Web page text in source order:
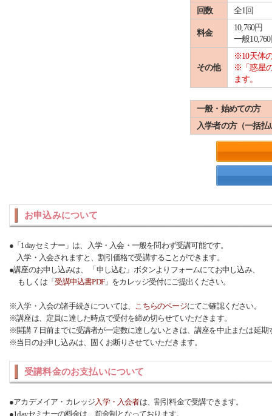
回数
全1回
料金
10,760円
一般
その他
※10天体
※「惑星
ます。
一般・始めての方
入学者の方（一括払
お申込みについて
●「1dayセミナー」は、入学・入会・一般を問わず受講可能です。
入学・入会されますと、割引価格で受講することができます。
●講座のお申し込みは、 「申し込む」ボタンよりフォームにてお申し込み、
もしくは「受講申込書PDF」をカレッジ受付にご提出ください。
※入学・入会の諸手続きについては、 こちらのページにてご確認ください。
※講座は、定員に達した時点で受付を締め切らせていただきます。
※開講７日前までに受講者が一定数に達しないときは、講座を中止または延期
※当日のお申し込みは、固くお断りさせていただきます。
受講料金のお支払いについて
●アカデメイア・カレッジ入学・入会者は、割引料金で受講できます。
●1dayセミナーの料金は、前金制となっております。